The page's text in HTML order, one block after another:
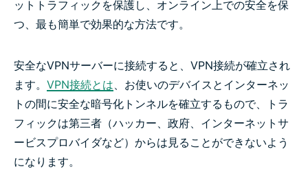
ットトラフィックを保護し、オンライン上での安全を保
つ、最も簡単で効果的な方法です。
安全なVPNサーバーに接続すると、VPN接続が確立され
ます。 VPN接続とは、お使いのデバイスとインターネッ
トの間に安全な暗号化トンネルを確立するもので、トラ
フィックは第三者（ハッカー、政府、インターネットサ
ービスプロバイダなど）からは見ることができないよう
になります。